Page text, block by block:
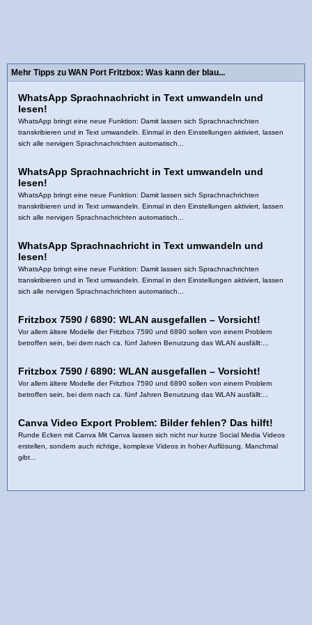
Mehr Tipps zu WAN Port Fritzbox: Was kann der blau...
WhatsApp Sprachnachricht in Text umwandeln und
lesen!
WhatsApp bringt eine neue Funktion: Damit lassen sich Sprachnachrichten
transkribieren und in Text umwandeln. Einmal in den Einstellungen aktiviert, lassen
sich alle nervigen Sprachnachrichten automatisch...
WhatsApp Sprachnachricht in Text umwandeln und
lesen!
WhatsApp bringt eine neue Funktion: Damit lassen sich Sprachnachrichten
transkribieren und in Text umwandeln. Einmal in den Einstellungen aktiviert, lassen
sich alle nervigen Sprachnachrichten automatisch...
WhatsApp Sprachnachricht in Text umwandeln und
lesen!
WhatsApp bringt eine neue Funktion: Damit lassen sich Sprachnachrichten
transkribieren und in Text umwandeln. Einmal in den Einstellungen aktiviert, lassen
sich alle nervigen Sprachnachrichten automatisch...
Fritzbox 7590 / 6890: WLAN ausgefallen – Vorsicht!
Vor allem ältere Modelle der Fritzbox 7590 und 6890 sollen von einem Problem
betroffen sein, bei dem nach ca. fünf Jahren Benutzung das WLAN ausfällt:...
Fritzbox 7590 / 6890: WLAN ausgefallen – Vorsicht!
Vor allem ältere Modelle der Fritzbox 7590 und 6890 sollen von einem Problem
betroffen sein, bei dem nach ca. fünf Jahren Benutzung das WLAN ausfällt:...
Canva Video Export Problem: Bilder fehlen? Das hilft!
Runde Ecken mit Canva Mit Canva lassen sich nicht nur kurze Social Media Videos
erstellen, sondern auch richtige, komplexe Videos in hoher Auflösung. Manchmal
gibt...